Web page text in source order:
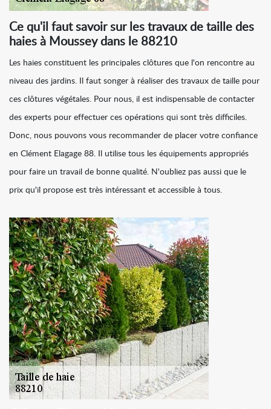
Ce qu'il faut savoir sur les travaux de taille des
haies à Moussey dans le 88210
Les haies constituent les principales clôtures que l'on rencontre au
niveau des jardins. Il faut songer à réaliser des travaux de taille pour
ces clôtures végétales. Pour nous, il est indispensable de contacter
des experts pour effectuer ces opérations qui sont très difficiles.
Donc, nous pouvons vous recommander de placer votre confiance
en Clément Elagage 88. Il utilise tous les équipements appropriés
pour faire un travail de bonne qualité. N'oubliez pas aussi que le
prix qu'il propose est très intéressant et accessible à tous.